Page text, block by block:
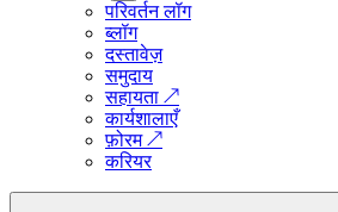
परिवर्तन लॉग
ब्लॉग
दस्तावेज़
समुदाय
सहायता ↗
कार्यशालाएँ
फ़ोरम↗
करियर